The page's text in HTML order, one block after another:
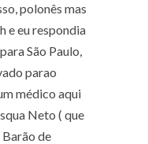
polonês mas
e eu respondia
São Paulo,
parao
médico aqui
Neto ( que
de